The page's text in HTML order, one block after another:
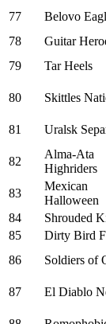
77 Belovo
78
Guitar
79
Tar Heels
80
Skittles
81
Uralsk
82
Alma-Ata
Highriders
83
Mexican
Halloween
84
Shrouded
85
Dirty Bird
86
Soldiers of
87
El Diablo